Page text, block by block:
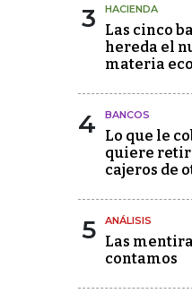
3 HACIENDA
Las cinco
hereda el
materia
4 BANCOS
Lo que le
quiere
cajeros de
5 ANÁLISIS
Las
contamos